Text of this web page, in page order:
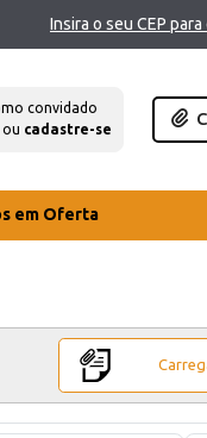
Insira o seu CEP
convidado
ou cadastre-se
em Oferta